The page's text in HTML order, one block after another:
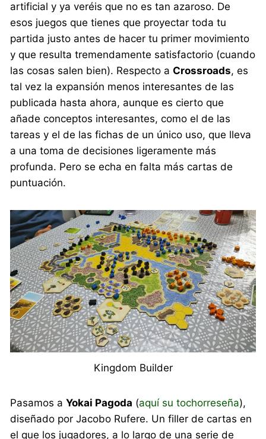
artificial y ya veréis que no es tan azaroso. De
esos juegos que tienes que proyectar toda tu
partida justo antes de hacer tu primer movimiento
y que resulta tremendamente satisfactorio (cuando
las cosas salen bien). Respecto aCrossroads, es
tal vez la expansión menos interesantes de las
publicada hasta ahora, aunque es cierto que
añade conceptos interesantes, como el de las
tareas y el de las fichas de un único uso, que lleva
a una toma de decisiones ligeramente más
profunda. Pero se echa en falta más cartas de
puntuación.
Kingdom Builder
Pasamos aYokai Pagoda (aquí su tochorreseña),
diseñado por Jacobo Rufere. Un filler de cartas en
el que los jugadores, a lo largo de una serie de